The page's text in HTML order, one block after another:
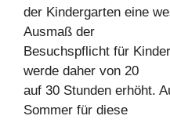
der Kindergarten eine
Ausmaß der
Besuchspflicht für
werde daher von 20
auf 30 Stunden erhöht.
Sommer für diese